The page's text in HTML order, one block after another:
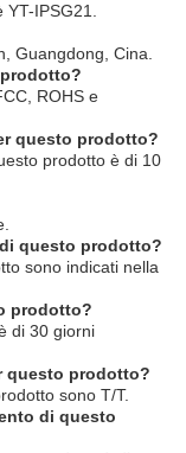
IPSG21.
Guangdong, Cina.
ROHS e
questo prodotto?
prodotto è di 10
questo prodotto?
sono indicati nella
prodotto?
di 30 giorni
questo prodotto?
sono T/T.
di questo